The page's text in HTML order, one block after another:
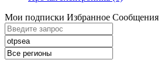
Мои подписки Избранное Сообщения